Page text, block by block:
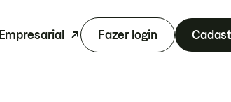
Empresarial Fazer login